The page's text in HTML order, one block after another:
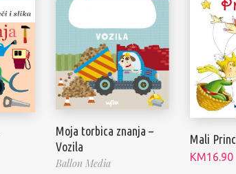
Moja torbica znanja –
Vozila
Ballon Media
Mali Princ
KM16.90